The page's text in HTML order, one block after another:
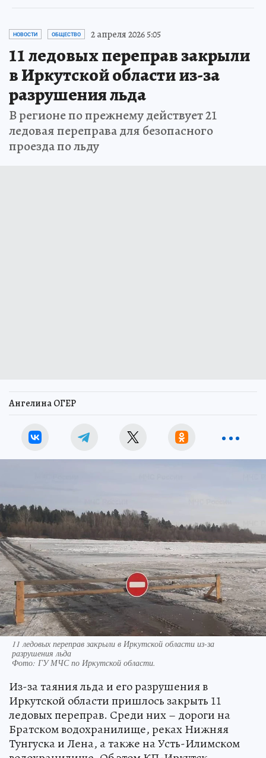
НОВОСТИ ОБЩЕСТВО 2 апреля 2026 5:05
11 ледовых переправ закрыли
в Иркутской области из-за
разрушения льда
В регионе по прежнему действует 21
ледовая переправа для безопасного
проезда по льду
Ангелина ОГЕР
11 ледовых переправ закрыли в Иркутской области из-за
разрушения льда
Фото: ГУ МЧС по Иркутской области.
Из-за таяния льда и его разрушения в
Иркутской области пришлось закрыть 11
ледовых переправ. Среди них – дороги на
Братском водохранилище, реках Нижняя
Тунгуска и Лена, а также на Усть-Илимском